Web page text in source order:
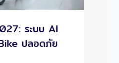
ระบบ AI
ปลอดภัย